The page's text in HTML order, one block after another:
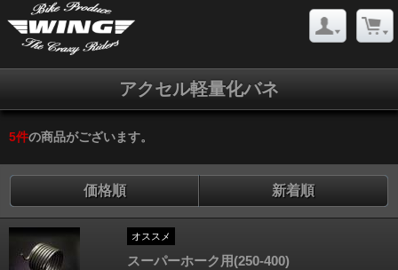
アクセル軽量化バネ
5件の商品がございます。
価格順 新着順
オススメ
スーパーホーク用(250-400)